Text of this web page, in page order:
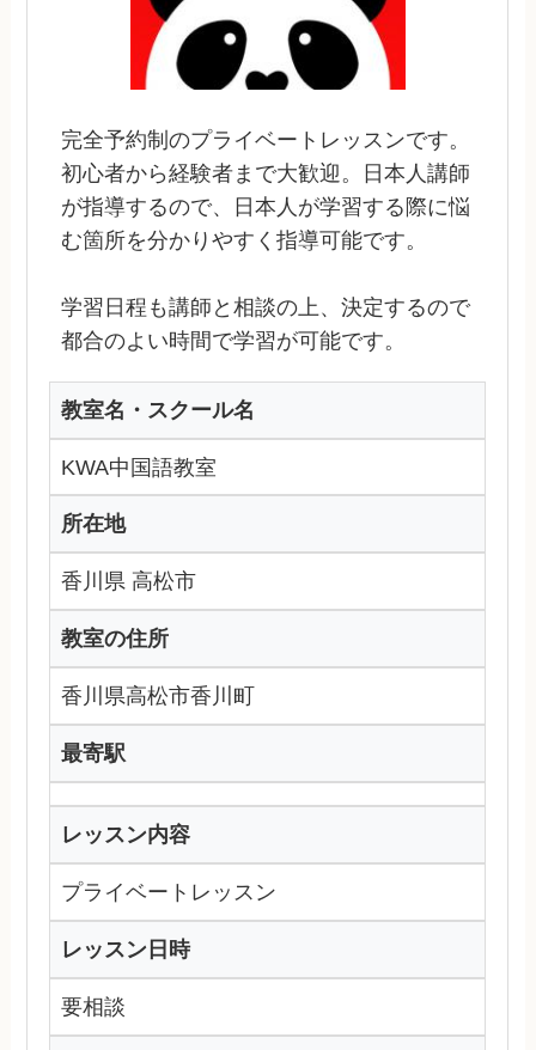
完全予約制のプライベートレッスンです。
初心者から経験者まで大歓迎。日本人講師
が指導するので、日本人が学習する際に悩
む箇所を分かりやすく指導可能です。
学習日程も講師と相談の上、決定するので
都合のよい時間で学習が可能です。
教室名・スクール名
KWA中国語教室
所在地
香川県 高松市
教室の住所
香川県高松市香川町
最寄駅
レッスン内容
プライベートレッスン
レッスン日時
要相談